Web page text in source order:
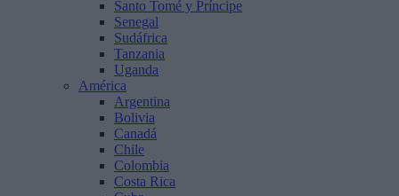
Santo Tomé y Príncipe
Senegal
Sudáfrica
Tanzania
Uganda
América
Argentina
Bolivia
Canadá
Chile
Colombia
Costa Rica